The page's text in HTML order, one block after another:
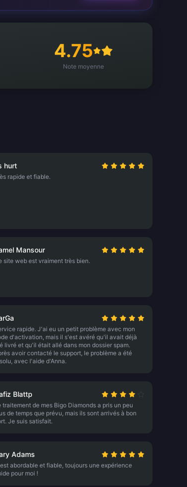
4.75
Note moyenne
hurt
rapide et fiable.
Mansour
site web est vraiment très bien.
rapide. J'ai eu un petit problème avec mon
d'activation, mais il s'est avéré qu'il avait déjà
livré et qu'il était allé dans mon dossier spam.
avoir contacté le support, le problème a été
avec l'aide d'Anna.
Blattp
traitement de mes Bigo Diamonds a pris un peu
de temps que prévu, mais ils sont arrivés à bon
Je suis satisfait.
Adams
abordable et fiable, toujours une expérience
pour moi !